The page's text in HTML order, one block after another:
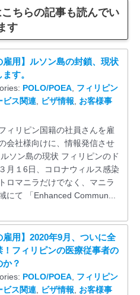
ちらの記事も読んでい
す
雇用】ルソン島の封鎖、現状
す。
POLO/POEA, フィリピン
ビス関連, ビザ情報
お客様事
ィリピン国籍の社員さんを雇
会社様向けに、情報発信させ
ソン島の現状 フィリピンのド
月１6日、コロナウィルス感染
ロマニラだけでなく、マニラ
にて 「Enhanced Commun...
雇用】2020年9月、ついに全
フィリピンの医療従事者の
？
POLO/POEA, フィリピン
ビス関連, ビザ情報
お客様事